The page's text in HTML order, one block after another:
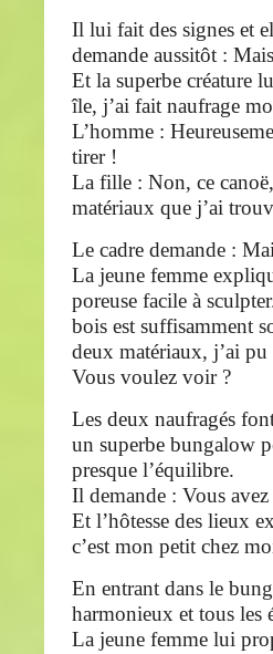
Il lui fait des signes et
demande aussitôt :
Et la superbe créature
île, j’ai fait naufrage
L’homme :
tirer !
La fille : Non, ce
matériaux que j’ai
Le cadre demande :
La jeune femme
poreuse facile à
bois est suffisamment
deux matériaux, j’ai
Vous voulez voir ?
Les deux naufragés
un superbe bungalow
presque l’équilibre.
Il demande : Vous
Et l’hôtesse des lieux
c’est mon petit chez
En entrant dans le
harmonieux et tous les
La jeune femme lui